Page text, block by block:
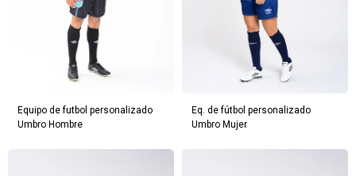
Equipo de futbol personalizado
Umbro Hombre
Eq. de fútbol personalizado
Umbro Mujer